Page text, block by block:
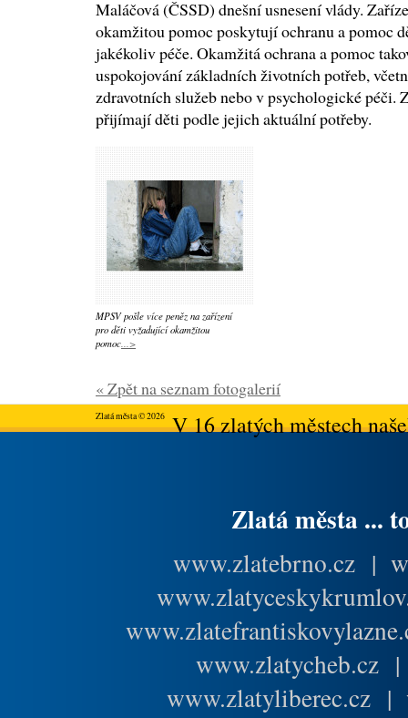
Maláčová (ČSSD) dnešní usnesení vlády.
okamžitou pomoc poskytují ochranu a pomoc
jakékoliv péče. Okamžitá ochrana a pomoc
uspokojování základních životních potřeb,
zdravotních služeb nebo v psychologické péči.
přijímají děti podle jejich aktuální potřeby.
MPSV pošle více peněz na zařízení
pro děti vyžadující okamžitou
pomoc...>
« Zpět na seznam fotogalerií
Zlatá města © 2026V 16 zlatých městech
Zlatá města ...
www.zlatebrno.cz |
www.zlatycheb.cz
www.zlatyliberec.cz |